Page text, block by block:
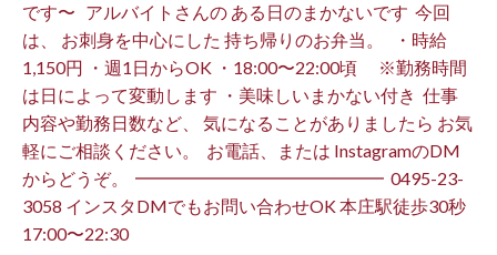
です〜 ⁡ ⁡ アルバイトさんの ある日のまかないです ⁡ 今回
は、 お刺身を中心にした 持ち帰りのお弁当。 ⁡ ⁡ ・時給
1,150円 ・週1日からOK ・18:00〜22:00頃 ※勤務時間
は日によって変動します ・美味しいまかない付き ⁡ 仕事
内容や勤務日数など、 気になることがありましたら お気
軽にご相談ください。 ⁡ お電話、または InstagramのDM
からどうぞ。 ⁡ ━━━━━━━━━━━━━━ ⁡ ️0495-23-
3058 インスタDMでもお問い合わせOK 本庄駅徒歩30秒
17:00〜22:30 ⁡